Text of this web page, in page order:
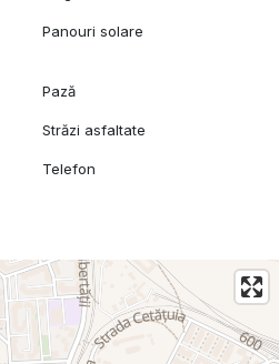
Panouri solare
Pază
Străzi asfaltate
Telefon